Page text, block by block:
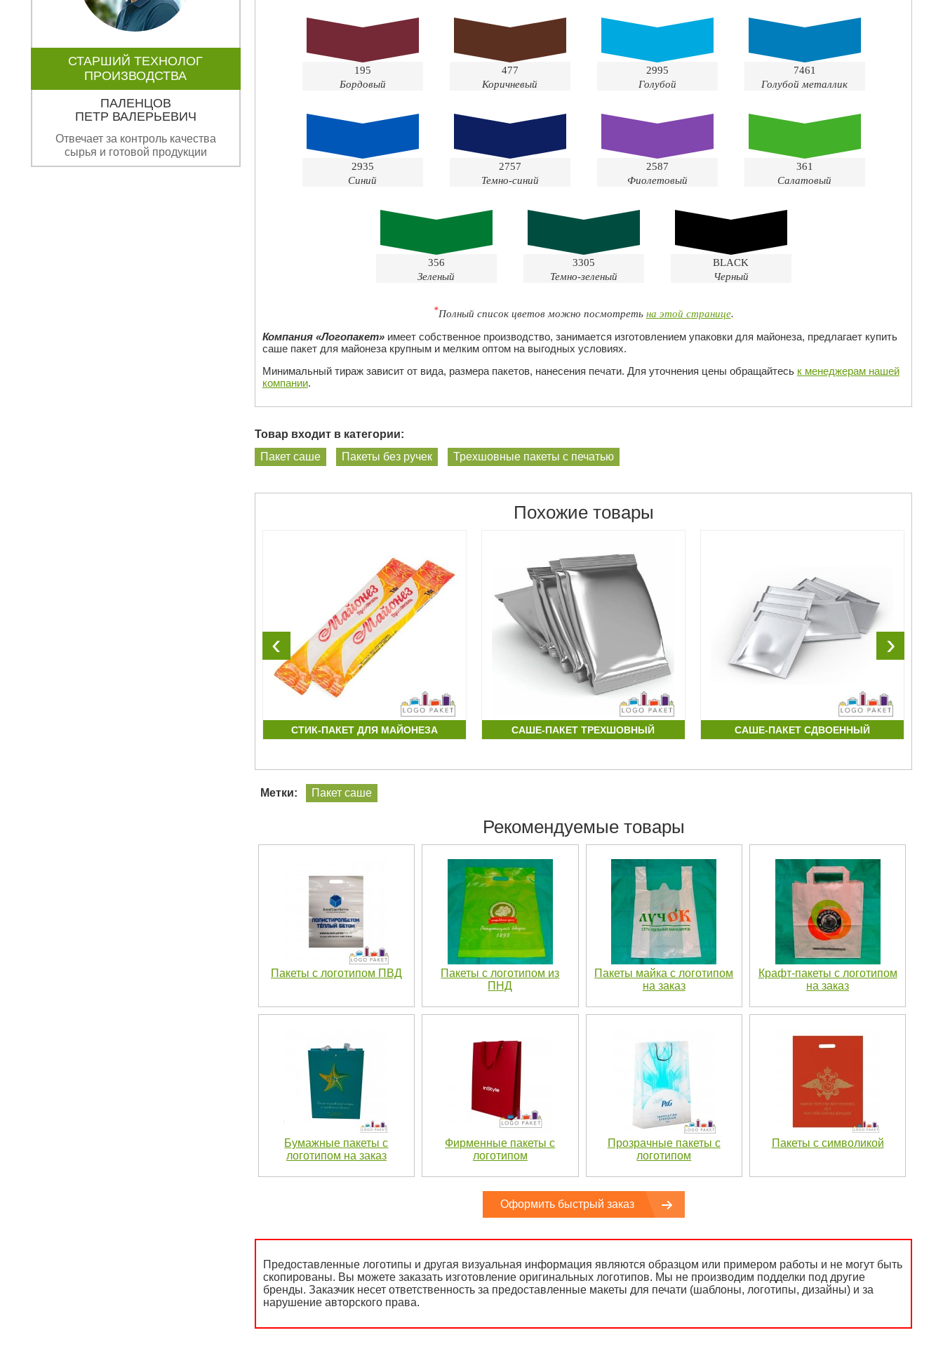
СТАРШИЙ ТЕХНОЛОГ
ПРОИЗВОДСТВА
ПАЛЕНЦОВ
ПЕТР ВАЛЕРЬЕВИЧ
Отвечает за контроль качества
сырья и готовой продукции
195
Бордовый
477
Коричневый
2995
Голубой
7461
Голубой металлик
2935
Синий
2757
Темно-синий
2587
Фиолетовый
361
Салатовый
356
Зеленый
3305
Темно-зеленый
BLACK
Черный
*Полный список цветов можно посмотреть на этой странице.
Компания «Логопакет»имеет собственное производство, занимается изготовлением упаковки для майонеза, предлагает купить
саше пакет для майонеза крупным и мелким оптом на выгодных условиях.
Минимальный тираж зависит от вида, размера пакетов, нанесения печати. Для уточнения цены обращайтесь к менеджерам нашей
компании.
Товар входит в категории:
Пакет саше
Пакеты без ручек Трехшовные пакеты с печатью
Похожие товары
СТИК-ПАКЕТ ДЛЯ МАЙОНЕЗА CАШЕ-ПАКЕТ ТРЕХШОВНЫЙ CАШЕ-ПАКЕТ СДВОЕННЫЙ
‹ ›
Метки: Пакет саше
Рекомендуемые товары
Пакеты с логотипом ПВД
Пакеты с логотипом из
ПНД
Пакеты майка с логотипом
на заказ
Крафт-пакеты с логотипом
на заказ
Бумажные пакеты с
логотипом на заказ
Фирменные пакеты с
логотипом
Прозрачные пакеты с
логотипом
Пакеты с символикой
Оформить быстрый заказ
Предоставленные логотипы и другая визуальная информация являются образцом или примером работы и не могут быть
скопированы. Вы можете заказать изготовление оригинальных логотипов. Мы не производим подделки под другие
бренды. Заказчик несет ответственность за предоставленные макеты для печати (шаблоны, логотипы, дизайны) и за
нарушение авторского права.